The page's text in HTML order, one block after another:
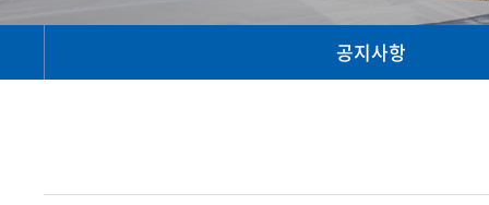
공지사항